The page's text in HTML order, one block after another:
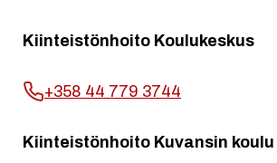
Kiinteistönhoito Koulukeskus
+358 44 779 3744
Kiinteistönhoito Kuvansin koulu